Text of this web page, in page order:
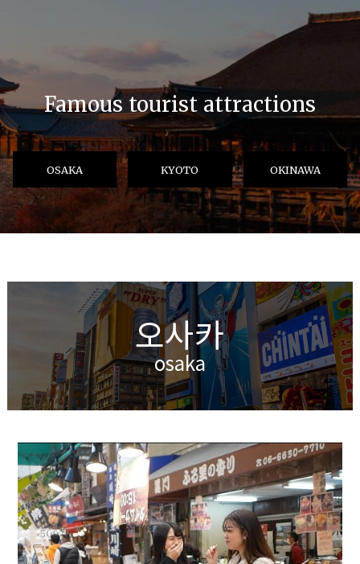
Famous tourist attractions
OSAKA KYOTO OKINAWA
오사카
osaka